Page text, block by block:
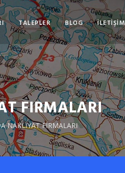
TALEPLER BLOG İLETİŞİM
FIRMALARI
NAKLİYAT FİRMALARI